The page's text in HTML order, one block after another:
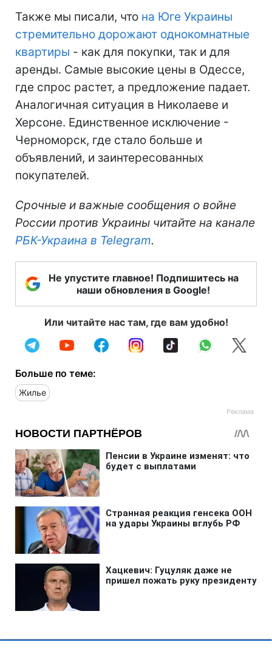
Также мы писали, что на Юге Украины
стремительно дорожают однокомнатные
квартиры - как для покупки, так и для
аренды. Самые высокие цены в Одессе,
где спрос растет, а предложение падает.
Аналогичная ситуация в Николаеве и
Херсоне. Единственное исключение -
Черноморск, где стало больше и
объявлений, и заинтересованных
покупателей.
Срочные и важные сообщения о войне
России против Украины читайте на канале
РБК-Украина в Telegram.
Не упустите главное! Подпишитесь на
наши обновления в Google!
Или читайте нас там, где вам удобно!
Больше по теме:
Жилье